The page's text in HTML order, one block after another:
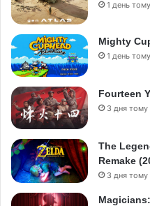
1 день
Mighty
1 день
Fourteen
3 дня тому
The
Remake
3 дня тому